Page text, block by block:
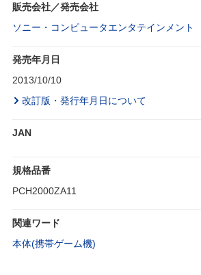
販売会社／発売会社
ソニー・コンピュータエンタテインメント
発売年月日
2013/10/10
改訂版・発行年月日について
JAN
規格品番
PCH2000ZA11
関連ワード
本体(携帯ゲーム機)